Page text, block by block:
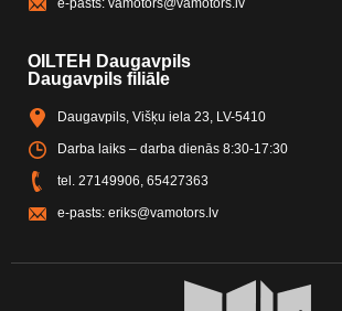
e-pasts: vamotors@vamotors.lv
OILTEH Daugavpils
Daugavpils filiāle
Daugavpils, Višķu iela 23, LV-5410
Darba laiks – darba dienās 8:30-17:30
tel. 27149906, 65427363
e-pasts: eriks@vamotors.lv